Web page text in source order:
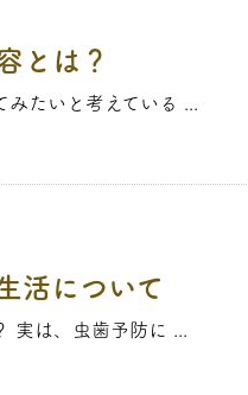
とは？
たいと考えている ...
活について
実は、虫歯予防に ...